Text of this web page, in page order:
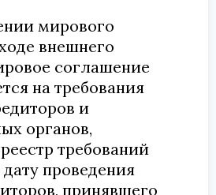
мирового
внешнего
соглашение
на требования
и
органов,
требований
проведения
принявшего